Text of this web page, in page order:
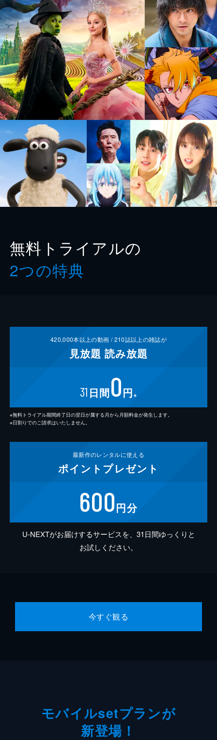
無料トライアルの
2つの特典
420,000本以上の動画 /210誌以上の雑誌が
見放題 読み放題
31 日間0円 ※
※無料トライアル期間終了日の翌日が属する月から月額料金が発生します。
※日割りでのご請求はいたしません。
最新作のレンタルに使える
ポイント プレゼント
600円分
U-NEXTがお届けするサービスを、31日間ゆっくりと
お試しください。
今すぐ観る
モバイルsetプランが
新登場！